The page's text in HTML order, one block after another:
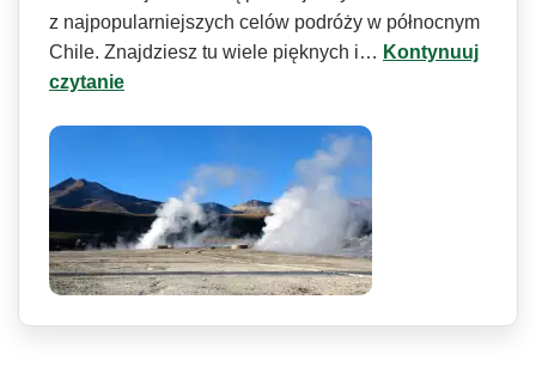
z najpopularni­ejszych celów podróży w północnym
Chile. Znajdziesz tu wiele pięknych i… Kontynuuj
czytanie